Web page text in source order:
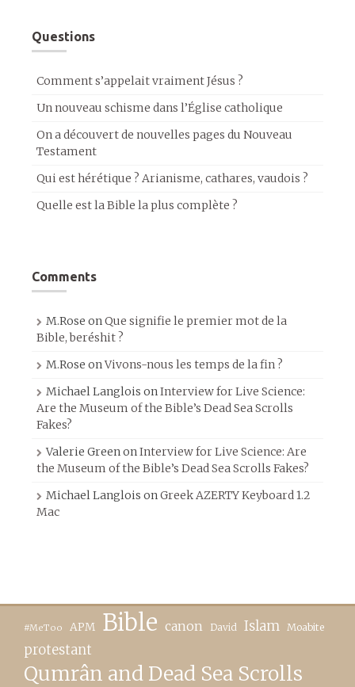
Questions
Comment s’appelait vraiment Jésus ?
Un nouveau schisme dans l’Église catholique
On a découvert de nouvelles pages du Nouveau
Testament
Qui est hérétique ? Arianisme, cathares, vaudois ?
Quelle est la Bible la plus complète ?
Comments
M.Rose onQue signifie le premier mot de la
Bible, beréshit ?
M.Rose onVivons-nous les temps de la fin ?
Michael Langlois onInterview for Live Science:
Are the Museum of the Bible’s Dead Sea Scrolls
Fakes?
Valerie GreenonInterview for Live Science: Are
the Museum of the Bible’s Dead Sea Scrolls Fakes?
Michael Langlois onGreek AZERTY Keyboard 1.2
Mac
#MeToo APM Bible canon David Islam Moabite
protestant
Qumrân and Dead Sea Scrolls